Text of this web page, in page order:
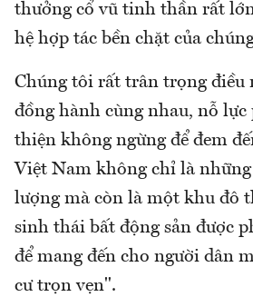
thưởng cổ vũ tinh thần rất
hệ hợp tác bền chặt của
Chúng tôi rất trân trọng điều
đồng hành cùng nhau, nỗ
thiện không ngừng để đem
Việt Nam không chỉ là
lượng mà còn là một khu đô
sinh thái bất động sản được
để mang đến cho người dân
cư trọn vẹn".